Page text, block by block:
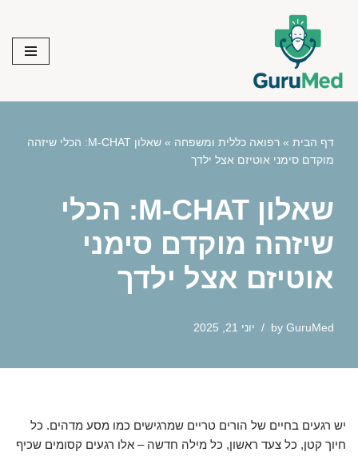
content
דף הבית » רפואה כללית ומשפחה »
שאלון M-CHAT: הכלי שיזהה
מוקדם סימני אוטיזם אצל ילדך
שאלון M-CHAT: הכלי
שיזהה מוקדם סימני
אוטיזם אצל ילדך
by GuruMed יוני 21, 2025
יש רגעים בחיים של הורים טריים שמרגישים כמו מסע מדהים. כל
חיוך קטן, כל צעד ראשון, כל מילה חדשה – אלו רגעים קסומים שכיף